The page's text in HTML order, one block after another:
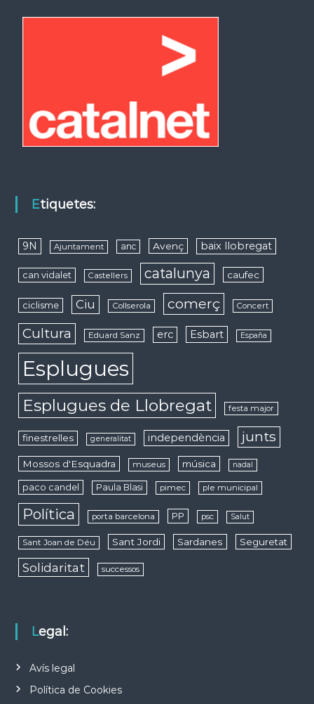
Etiquetes:
9N Ajuntament anc Avenç baix llobregat
can vidalet Castellers catalunya caufec
ciclisme Ciu Collserola comerç Concert
Cultura Eduard Sanz erc Esbart España
Esplugues
Esplugues de Llobregat festa major
finestrelles generalitat independència junts
Mossos d'Esquadra museus música nadal
paco candel Paula Blasi pimec ple municipal
Política porta barcelona PP psc Salut
Sant Joan de Déu Sant Jordi Sardanes Seguretat
Solidaritat successos
Legal:
Avís legal
Política de Cookies